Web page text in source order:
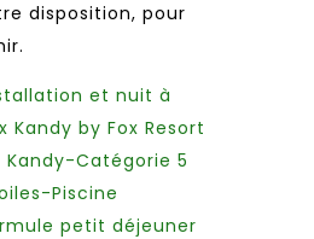
disposition, pour
et nuit à
Kandy by Fox Resort
Kandy-Catégorie 5
Piscine
petit déjeuner